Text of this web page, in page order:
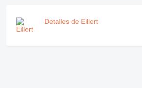
Detalles de Eillert